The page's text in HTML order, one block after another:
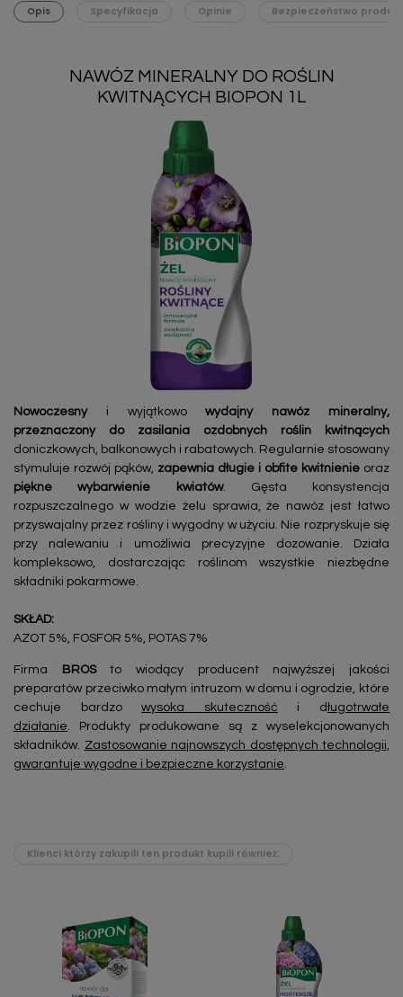
Opis Specyfikacja Opinie Bezpieczeństwo
NAWÓZ MINERALNY DO ROŚLIN
KWITNĄCYCH BIOPON 1L
Nowoczesnyi wyjątkowowydajny nawóz mineralny,
przeznaczony do zasilania ozdobnych roślin kwitnących
doniczkowych, balkonowych i rabatowych. Regularnie stosowany
stymuluje rozwój pąków, zapewnia długie i obfite kwitnienie oraz
piękne wybarwienie kwiatów. Gęsta konsystencja
rozpuszczalnego w wodzie żelu sprawia, że nawóz jest łatwo
przyswajalny przez rośliny i wygodny w użyciu. Nie rozpryskuje się
przy nalewaniu i umożliwia precyzyjne dozowanie. Działa
kompleksowo, dostarczając roślinom wszystkie niezbędne
składniki pokarmowe.
SKŁAD:
AZOT 5%, FOSFOR 5%, POTAS 7%
Firma BROSto wiodący producent najwyższej jakości
preparatów przeciwko małym intruzom w domu i ogrodzie, które
cechuje bardzowysoka skuteczność i długotrwałe
działanie. Produkty produkowane są z wyselekcjonowanych
składników. Zastosowanie najnowszych dostępnych technologii,
gwarantuje wygodne i bezpieczne korzystanie.
Klienci którzy zakupili ten produkt kupili również: